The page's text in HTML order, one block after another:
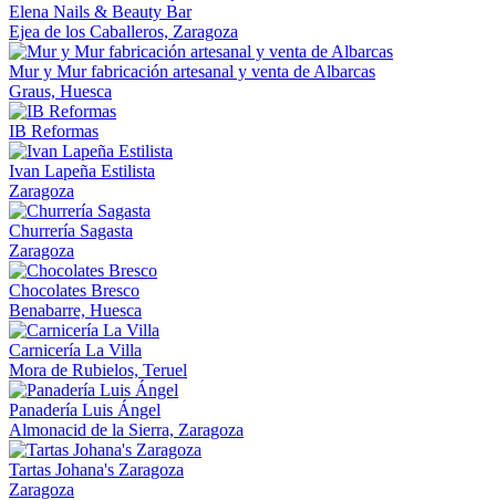
Elena Nails & Beauty Bar
Ejea de los Caballeros, Zaragoza
Mur y Mur fabricación artesanal y venta de Albarcas
Graus, Huesca
IB Reformas
Ivan Lapeña Estilista
Zaragoza
Churrería Sagasta
Zaragoza
Chocolates Bresco
Benabarre, Huesca
Carnicería La Villa
Mora de Rubielos, Teruel
Panadería Luis Ángel
Almonacid de la Sierra, Zaragoza
Tartas Johana's Zaragoza
Zaragoza